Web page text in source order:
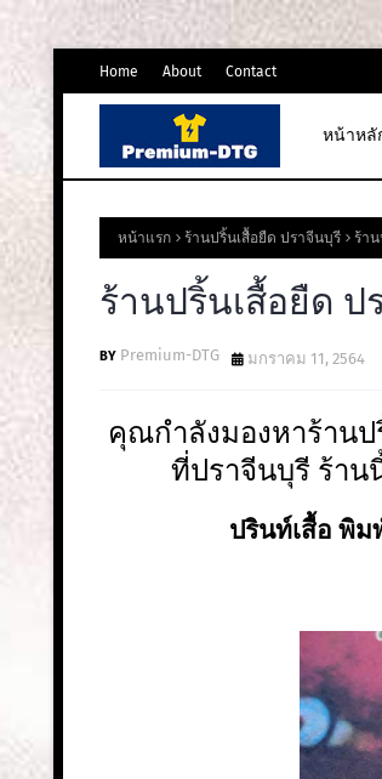
Home About Contact
หน้าหลั
หน้าแรก ร้านปริ้นเสื้อยืด ปราจีนบุรี ร้า
ร้านปริ้นเสื้อยืด ป
Premium-DTG มกราคม 11, 2564
คุณกำลังมองหาร้านป
ที่ปราจีนบุรี ร้าน
ปรินท์เสื้อ พิม